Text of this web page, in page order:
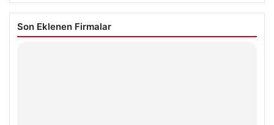
Son Eklenen Firmalar